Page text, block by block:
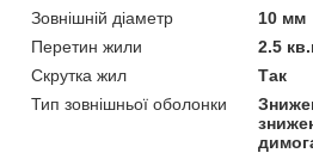
Зовнішній діаметр
10 мм
Перетин жили
2.5
Скрутка жил
Так
Тип зовнішньої оболонки